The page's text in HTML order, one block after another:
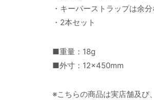
・キーパーストラップは余
・2本セット
■重量：18g
■外寸：12×450mm
※こちらの商品は実店舗及び